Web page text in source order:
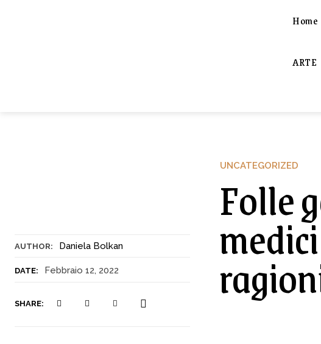
Home
ARTE
AUTHOR: Daniela Bolkan
DATE: Febbraio 12, 2022
SHARE:
UNCATEGORIZED
Folle